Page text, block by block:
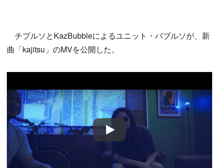
チプルソとKazBubbleによるユニット・バブルソが、新
曲「kajitsu」のMVを公開した。
Play